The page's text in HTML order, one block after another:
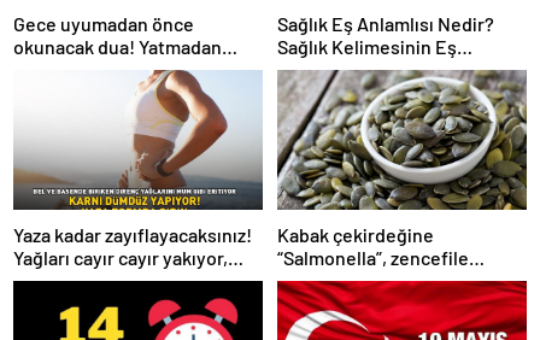
Gece uyumadan önce
okunacak dua! Yatmadan
önce okunacak dualar!
Uyumak için hangi dua?
Sağlık Eş Anlamlısı Nedir?
Sağlık Kelimesinin Eş
Anlamlıları Nelerdir?
Yaza kadar zayıflayacaksınız!
Yağları cayır cayır yakıyor,
karnı dümdüz yapıyor! Diyet
kabak çorbası tarifi ve püf
noktaları!
Kabak çekirdeğine
“Salmonella”, zencefile
“Bacillus cereus” nasıl
bulaşıyor?